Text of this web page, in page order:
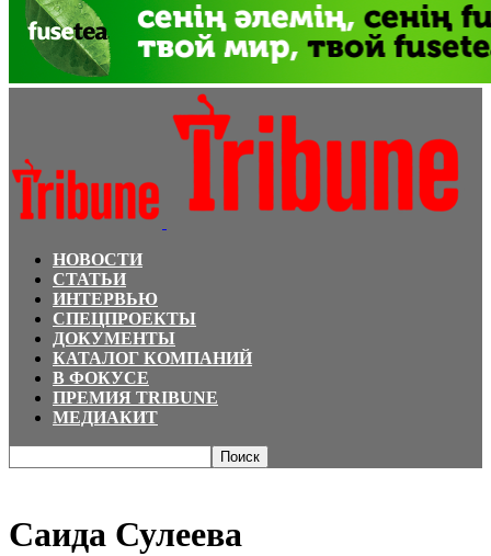
НОВОСТИ
СТАТЬИ
ИНТЕРВЬЮ
СПЕЦПРОЕКТЫ
ДОКУМЕНТЫ
КАТАЛОГ КОМПАНИЙ
В ФОКУСЕ
ПРЕМИЯ TRIBUNE
МЕДИАКИТ
Саида Сулеева